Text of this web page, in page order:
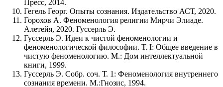
Пресс, 2014.
Гегель Георг. Опыты сознания. Издательство АСТ, 2020.
Горохов А. Феноменология религии Мирчи Элиаде.
Алетейя, 2020. Гуссерль Э.
Гуссерль Э. Идеи к чистой феноменологии и
феноменологической философии. Т. I: Общее введение в
чистую феноменологию. М.: Дом интеллектуальной
книги, 1999.
Гуссерль Э. Собр. соч. Т. 1: Феноменология внутреннего
сознания времени. М.:Гнозис, 1994.